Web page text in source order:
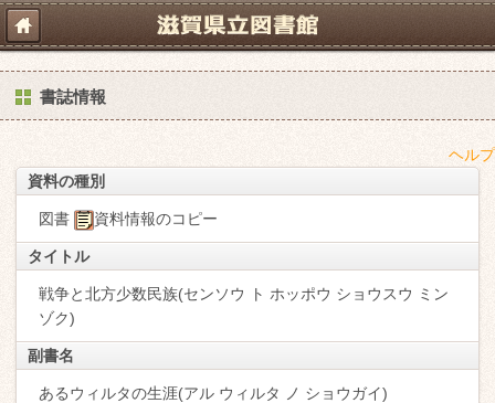
書誌情報
ヘルプ
資料の種別
図書 資料情報のコピー
タイトル
戦争と北方少数民族(センソウ ト ホッポウ ショウスウ ミン
ゾク)
副書名
あるウィルタの生涯(アル ウィルタ ノ ショウガイ)